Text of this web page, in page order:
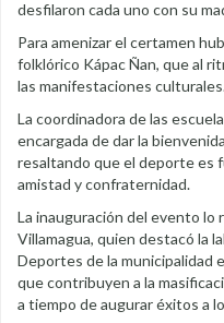
desfilaron cada uno con su
Para amenizar el certamen
folklórico Kápac Ñan, que al
las manifestaciones
La coordinadora de las
encargada de dar la
resaltando que el deporte es
amistad y confraternidad.
La inauguración del evento lo
Villamagua, quien destacó la
Deportes de la municipalidad
que contribuyen a la
a tiempo de augurar éxitos a